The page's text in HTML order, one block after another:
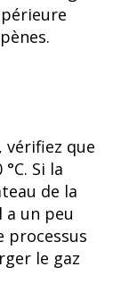
, vérifiez que
Si la
de la
a un peu
processus
le gaz